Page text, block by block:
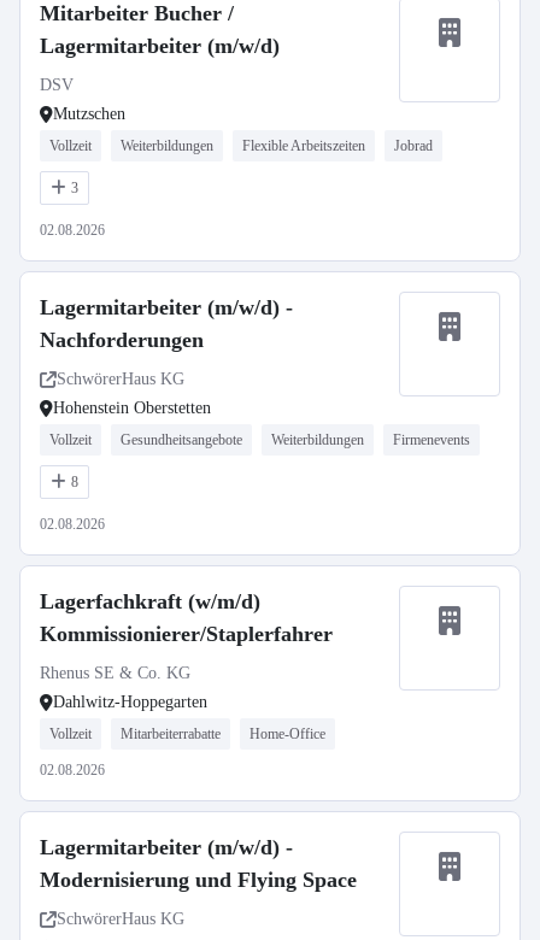
Mitarbeiter Bucher /
Lagermitarbeiter (m/w/d)
DSV
Mutzschen
Vollzeit Weiterbildungen Flexible Arbeitszeiten Jobrad
3
02.08.2026
Lagermitarbeiter (m/w/d) -
Nachforderungen
SchwörerHaus KG
Hohenstein Oberstetten
Vollzeit Gesundheitsangebote Weiterbildungen Firmenevents
8
02.08.2026
Lagerfachkraft (w/m/d)
Kommissionierer/Staplerfahrer
Rhenus SE & Co. KG
Dahlwitz-Hoppegarten
Vollzeit Mitarbeiterrabatte Home-Office
02.08.2026
Lagermitarbeiter (m/w/d) -
Modernisierung und Flying Space
SchwörerHaus KG